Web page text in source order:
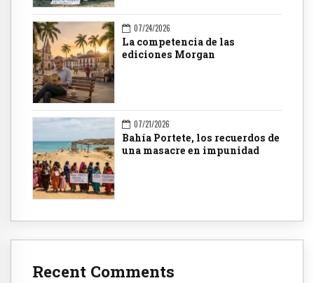
07/24/2026
La competencia de las
ediciones Morgan
07/21/2026
Bahía Portete, los recuerdos de
una masacre en impunidad
Recent Comments